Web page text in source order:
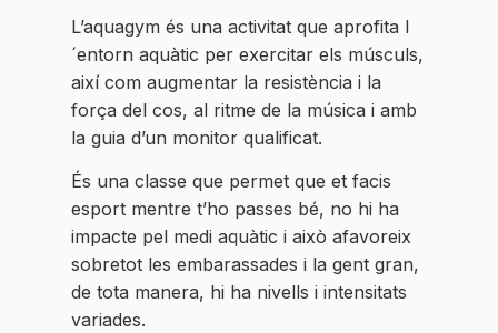
L’aquagym és una activitat que aprofita l
´entorn aquàtic per exercitar els músculs,
així com augmentar la resistència i la
força del cos, al ritme de la música i amb
la guia d’un monitor qualificat.
És una classe que permet que et facis
esport mentre t’ho passes bé, no hi ha
impacte pel medi aquàtic i això afavoreix
sobretot les embarassades i la gent gran,
de tota manera, hi ha nivells i intensitats
variades.